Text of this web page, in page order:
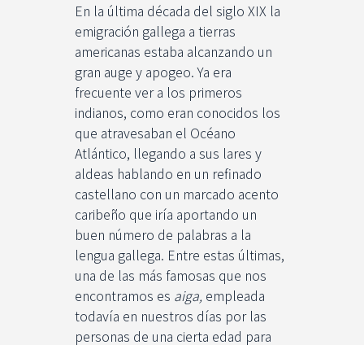
En la última década del siglo XIX la
emigración gallega a tierras
americanas estaba alcanzando un
gran auge y apogeo. Ya era
frecuente ver a los primeros
indianos, como eran conocidos los
que atravesaban el Océano
Atlántico, llegando a sus lares y
aldeas hablando en un refinado
castellano con un marcado acento
caribeño que iría aportando un
buen número de palabras a la
lengua gallega. Entre estas últimas,
una de las más famosas que nos
encontramos es aiga, empleada
todavía en nuestros días por las
personas de una cierta edad para